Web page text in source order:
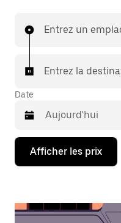
Entrez un
Entrez la
Date
Appuyez
la
bas
Afficher les prix